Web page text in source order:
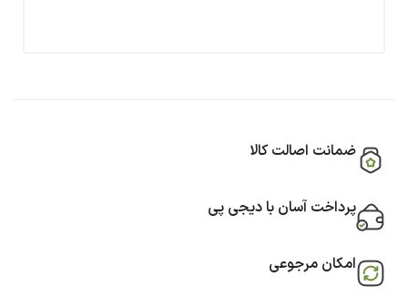
ضمانت اصالت کالا
پرداخت آسان با دیجی پی
امکان مرجوعی